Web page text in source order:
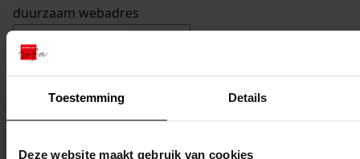
Toestemming Details
Deze website maakt gebruik van cookies
duurzaam webadres
Inventaris